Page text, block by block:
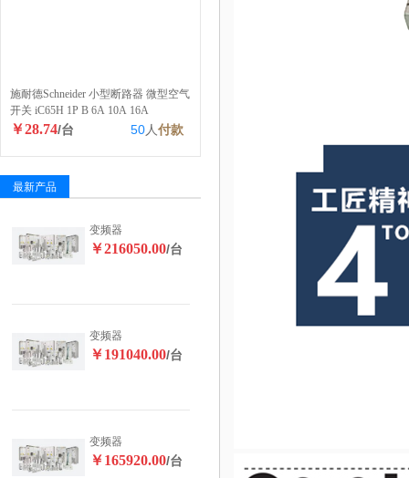
施耐德Schneider 小型断路器 微型空气
开关 iC65H 1P B 6A 10A 16A
￥28.74/台 50人付款
最新产品
变频器
￥216050.00/台
变频器
￥191040.00/台
变频器
￥165920.00/台